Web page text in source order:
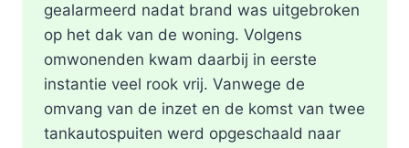
gealarmeerd nadat brand was uitgebroken
op het dak van de woning. Volgens
omwonenden kwam daarbij in eerste
instantie veel rook vrij. Vanwege de
omvang van de inzet en de komst van twee
tankautospuiten werd opgeschaald naar